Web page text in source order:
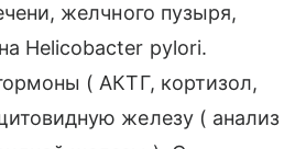
желчного пузыря,
Helicobacter pylori.
( АКТГ, кортизол,
железу ( анализ